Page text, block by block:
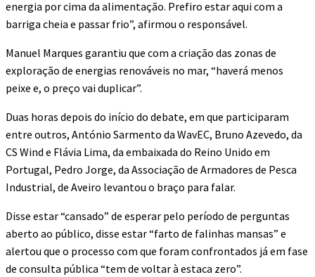
energia por cima da alimentação. Prefiro estar aqui com a
barriga cheia e passar frio”, afirmou o responsável.
Manuel Marques garantiu que com a criação das zonas de
exploração de energias renováveis no mar, “haverá menos
peixe e, o preço vai duplicar”.
Duas horas depois do início do debate, em que participaram
entre outros, António Sarmento da WavEC, Bruno Azevedo, da
CS Wind e Flávia Lima, da embaixada do Reino Unido em
Portugal, Pedro Jorge, da Associação de Armadores de Pesca
Industrial, de Aveiro levantou o braço para falar.
Disse estar “cansado” de esperar pelo período de perguntas
aberto ao público, disse estar “farto de falinhas mansas” e
alertou que o processo com que foram confrontados já em fase
de consulta pública “tem de voltar à estaca zero”.